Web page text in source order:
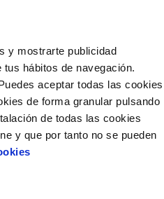
y mostrarte publicidad
hábitos de navegación.
aceptar todas las cookies
de forma granular pulsando
de todas las cookies
y que por tanto no se pueden
DE DATOS
datos bancarios
datos de domicilio
DE SERVICIO
(Defensa del
AGUA
ahorro
sumideros